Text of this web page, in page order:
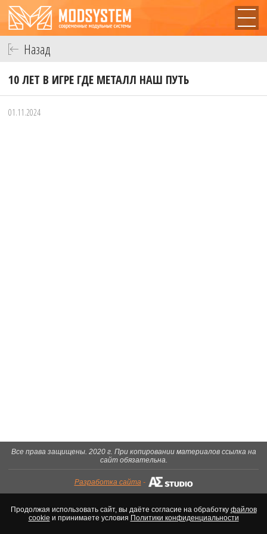
Назад
10 ЛЕТ В ИГРЕ ГДЕ МЕТАЛЛ НАШ ПУТЬ
01.11.2024
Все права защищены. 2020 г. При копировании материалов ссылка на
сайт обязательна.
Разработка сайта -
Продолжая использовать сайт, вы даёте согласие на обработку файлов
cookie и принимаете условия Политики конфиденциальности